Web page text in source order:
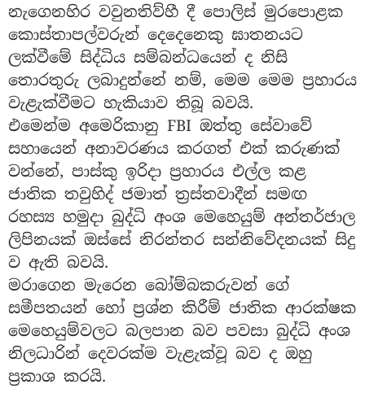
නැගෙනහිර වවුනතිව්හී දී පොලිස් මුරපොළක
කොස්තාපල්වරුන් දෙදෙනෙකු ඝාතනයට
ලක්වීමේ සිද්ධිය සම්බන්ධයෙන් ද නිසි
තොරතුරු ලබාදුන්නේ නම්, මෙම මෙම ප්‍රහාරය
වැළැක්වීමට හැකියාව තිබූ බවයි.
එමෙන්ම අමෙරිකානු FBI ඔත්තු සේවාවේ
සහායෙන් අනාවරණය කරගත් එක් කරුණක්
වන්නේ, පාස්කු ඉරිදා ප්‍රහාරය එල්ල කළ
ජාතික තවුහිද් ජමාත් ත්‍රස්තවාදීන් සමඟ
රහස්‍ය හමුදා බුද්ධි අංශ මෙහෙයුම් අන්තර්ජාල
ලිපිනයක් ඔස්සේ නිරන්තර සන්නිවේදනයක් සිදු
ව ඇති බවයි.
මරාගෙන මැරෙන බෝම්බකරුවන් ගේ
සමීපතයන් හෝ ප්‍රශ්න කිරීම් ජාතික ආරක්ෂක
මෙහෙයුම්වලට බලපාන බව පවසා බුද්ධි අංශ
නිලධාරින් දෙවරක්ම වැළැක්වූ බව ද ඔහු
ප්‍රකාශ කරයි.